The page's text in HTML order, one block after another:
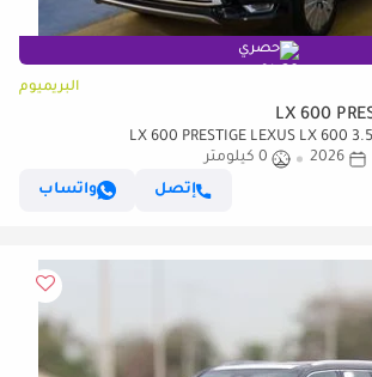
حصري
البريميوم
2026
0 كيلومتر
إتصل
واتساب